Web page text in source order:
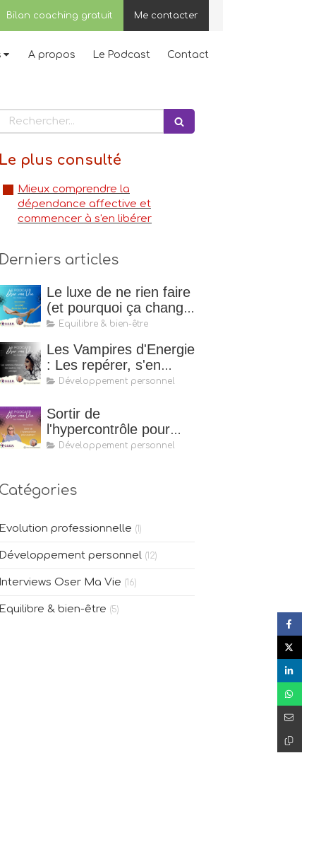
Me contacter
Bilan coaching gratuit
A propos Le Podcast Contact
Rechercher
Le plus consulté
Mieux comprendre la
dépendance affective et
commencer à s'en libérer
Derniers articles
Le luxe de ne rien faire
(et pourquoi ça change
tout)Equilibre & bien-être
Les Vampires d'Energie
: Les repérer, s'en
protéger
Développement personnel
Sortir de
l'hypercontrôle pour
mieux avancer
Développement personnel
Catégories
Evolution professionnelle (1)
Développement personnel (12)
Interviews Oser Ma Vie (16)
Equilibre & bien-être (5)